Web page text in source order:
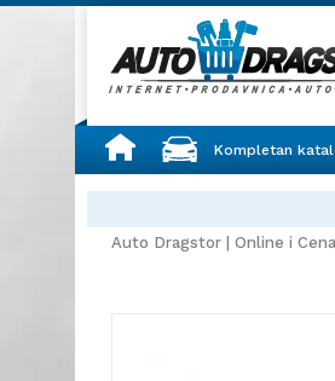
Kompletan
Auto Dragstor | Online i Cena